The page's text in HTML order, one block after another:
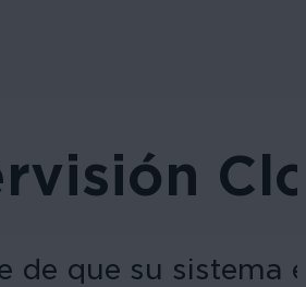
de que su